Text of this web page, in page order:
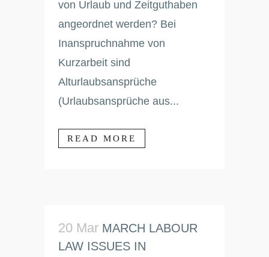
von Urlaub und Zeitguthaben
angeordnet werden? Bei
Inanspruchnahme von
Kurzarbeit sind
Alturlaubsansprüche
(Urlaubsansprüche aus...
READ MORE
20 Mar MARCH LABOUR
LAW ISSUES IN